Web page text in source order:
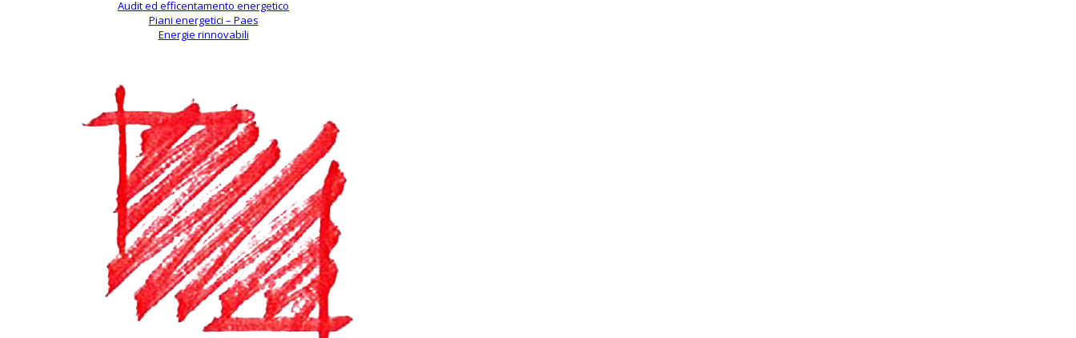
Audit ed efficentamento energetico
Piani energetici – Paes
Energie rinnovabili